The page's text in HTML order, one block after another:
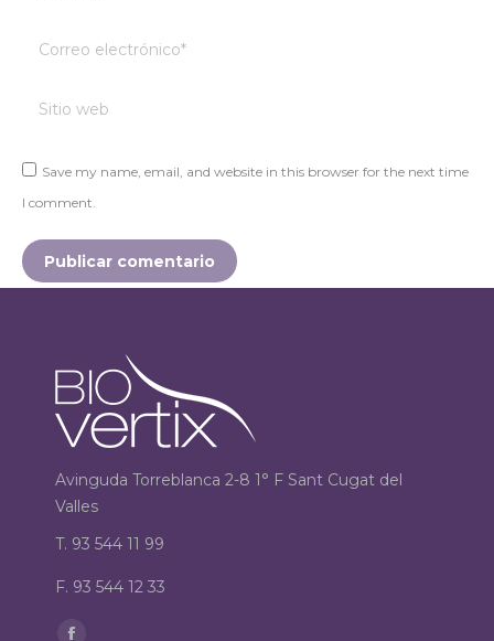
Correo electrónico *
Sitio web
Save my name, email, and website in this browser for the next time
I comment.
Publicar comentario
Avinguda Torreblanca 2-8 1° F Sant Cugat del
Valles
T. 93 544 11 99
F. 93 544 12 33
Encuéntranos en: